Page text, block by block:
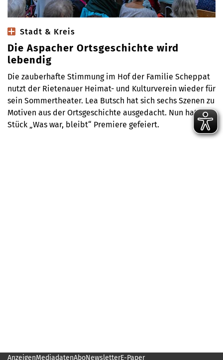
Stadt & Kreis
Die Aspacher Ortsgeschichte wird
lebendig
Die zauberhafte Stimmung im Hof der Familie Scheppat
nutzt der Rietenauer Heimat- und Kulturverein wieder für
sein Sommertheater. Lea Butsch hat sich sechs Szenen zu
Motiven aus der Ortsgeschichte ausgedacht. Nun hat das
Stück „Was war, bleibt“ Premiere gefeiert.
AnzeigenMediadatenAboNewsletterE-Paper